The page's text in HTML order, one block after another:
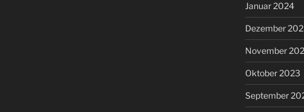
Januar 2024
Dezember
November
Oktober 2023
September